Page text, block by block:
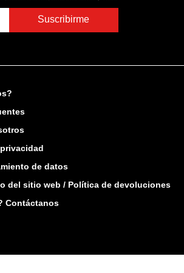
Suscribirme
de datos
del sitio web / Política de devoluciones
Contáctanos